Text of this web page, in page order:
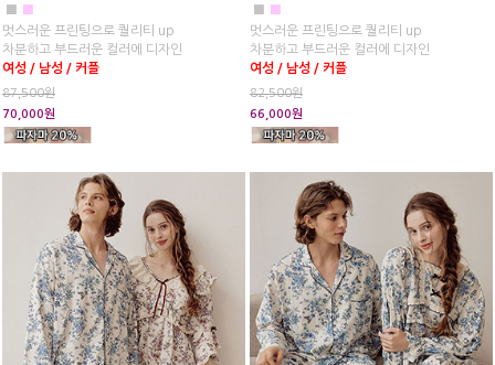
■ ■
멋스러운 프린팅으로 퀄리티 up
차분하고 부드러운 컬러에 디자인
여성 / 남성 / 커플
87,500원
70,000원
■ ■
멋스러운 프린팅으로 퀄리티 up
차분하고 부드러운 컬러에 디자인
여성 / 남성 / 커플
82,500원
66,000원